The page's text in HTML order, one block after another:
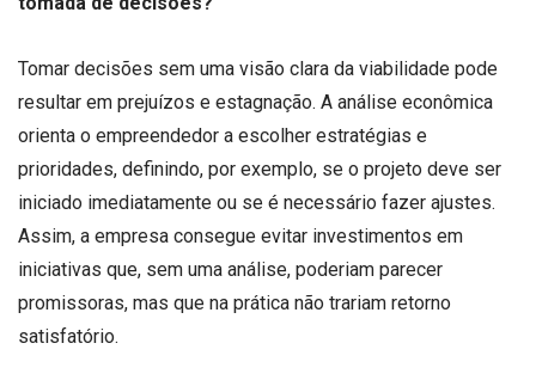
Tomar decisões sem uma visão clara da viabilidade pode
resultar em prejuízos e estagnação. A análise econômica
orienta o empreendedor a escolher estratégias e
prioridades, definindo, por exemplo, se o projeto deve ser
iniciado imediatamente ou se é necessário fazer ajustes.
Assim, a empresa consegue evitar investimentos em
iniciativas que, sem uma análise, poderiam parecer
promissoras, mas que na prática não trariam retorno
satisfatório.